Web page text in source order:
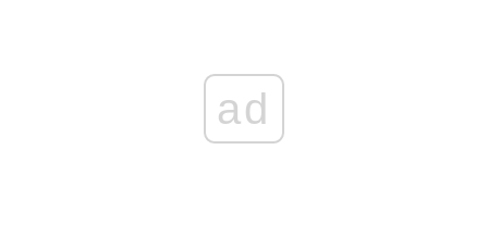
ad